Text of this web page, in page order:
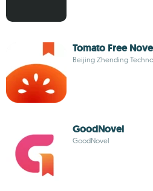
Tomato Free
Beijing Zhending
GoodNovel
GoodNovel